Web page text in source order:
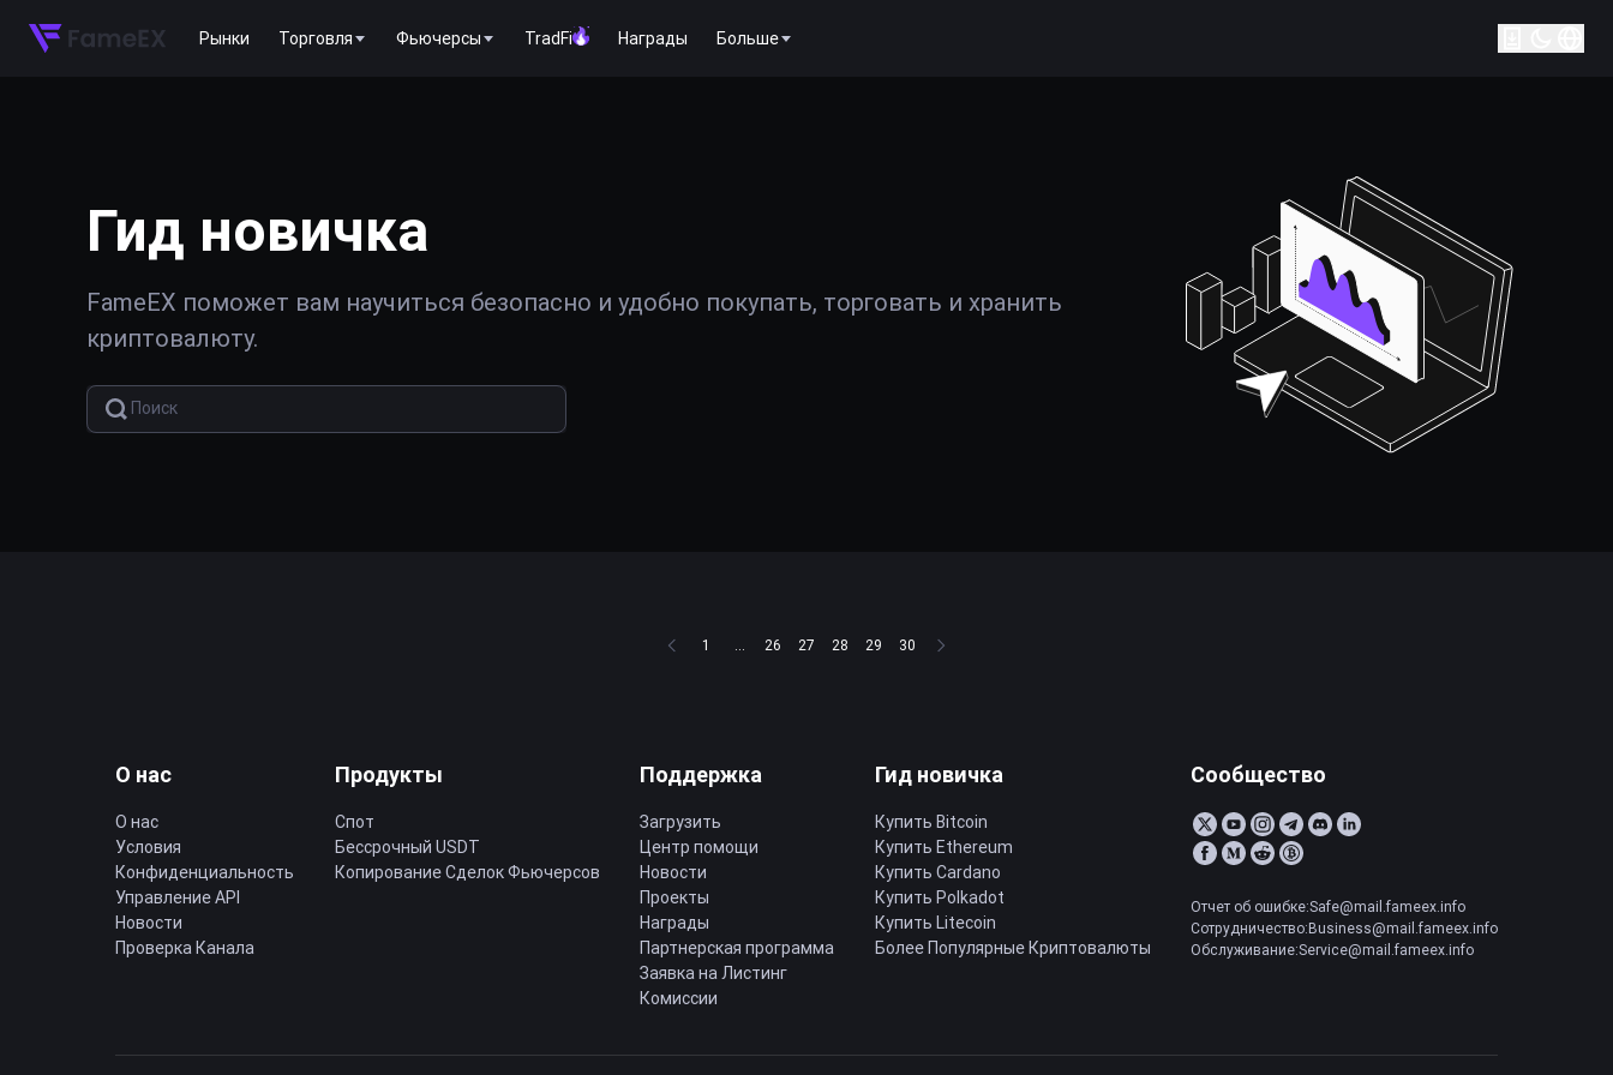
Рынки Торговля Фьючерсы TradFi Награды Больше
Гид новичка
FameEX поможет вам научиться безопасно и удобно покупать, торговать и хранить
криптовалюту.
1 ... 26 27 28 29 30
О нас
О нас
Условия
Конфиденциальность
Управление API
Новости
Проверка Канала
Продукты
Спот
Бессрочный USDT
Копирование Cделок Фьючерсов
Поддержка
Загрузить
Центр помощи
Новости
Проекты
Награды
Партнерская программа
Заявка на Листинг
Комиссии
Гид новичка
Купить Bitcoin
Купить Ethereum
Купить Cardano
Купить Polkadot
Купить Litecoin
Более Популярные Криптовалюты
Сообщество
Отчет об ошибке:Safe@mail.fameex.info
Сотрудничество:Business@mail.fameex.info
Обслуживание:Service@mail.fameex.info